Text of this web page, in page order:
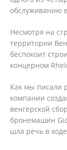
обслуживанию
Несмотря на
территории
беспокоит
концерном
Как мы писали
компании
венгерской
бронемашин
шла речь в